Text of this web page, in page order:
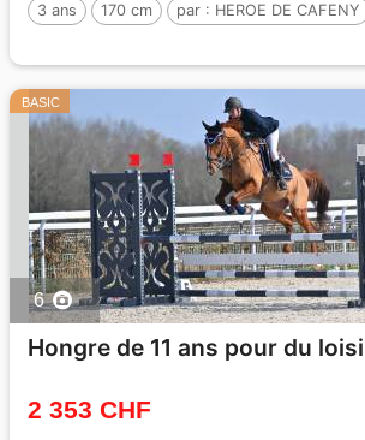
3 ans
170 cm par : HEROE DE CAFENY
BASIC
6
Hongre de 11 ans pour du
2 353 CHF